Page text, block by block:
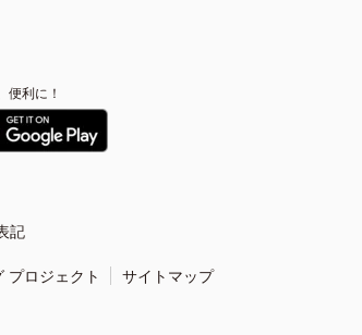
便利に！
記
プロジェクト サイトマップ